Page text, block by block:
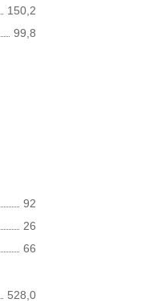
150,2
99,8
92
26
66
528,0